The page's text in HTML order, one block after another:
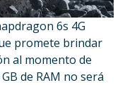
6s 4G
promete brindar
al momento de
de RAM no será